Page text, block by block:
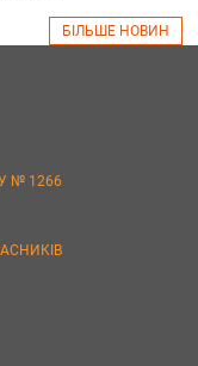
БІЛЬШЕ НОВИН
№ 1266